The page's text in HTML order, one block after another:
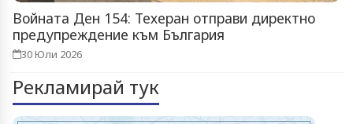
Войната Ден 154: Техеран отправи директно
предупреждение към България
30 Юли 2026
Рекламирай тук